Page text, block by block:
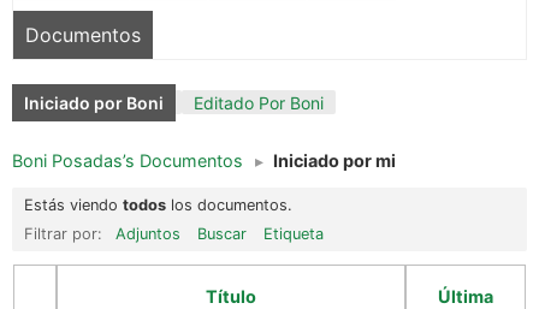
Documentos
Iniciado por Boni Editado Por Boni
Boni Posadas’s Documentos ▸ Iniciado por mi
Estás viendo todos los documentos.
Filtrar por:
Adjuntos Buscar Etiqueta
Título
Última